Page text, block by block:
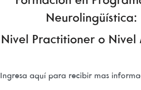
Neurolingüística:
Nivel Practitioner o Nivel
Ingresa aquí para recibir mas